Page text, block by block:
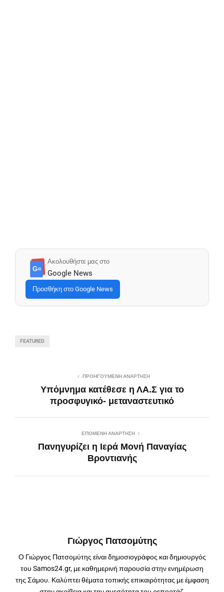
G≡
Ακολουθήστε μας στο
Google News
Προσθήκη στο Google News
FEATURED
ΠΡΟΗΓΟΎΜΕΝΗ ΑΝΆΡΤΗΣΗ
Υπόμνημα κατέθεσε η ΛΑ.Σ για το
προσφυγικό- μεταναστευτικό
ΕΠΌΜΕΝΗ ΑΝΆΡΤΗΣΗ
Πανηγυρίζει η Ιερά Μονή Παναγίας
Βροντιανής
Γιώργος Πατσομύτης
Ο Γιώργος Πατσομύτης είναι δημοσιογράφος και δημιουργός
του Samos24.gr, με καθημερινή παρουσία στην ενημέρωση
της Σάμου. Καλύπτει θέματα τοπικής επικαιρότητας με έμφαση